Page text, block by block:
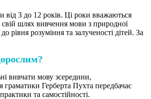
від 3 до 12 років. Ці роки вважаються
шлях вивчення мови з природної
рівня розуміння та залученості дітей. За
вивчати мову зсередини,
граматики Герберта Пухта передбачає
та самостійності.